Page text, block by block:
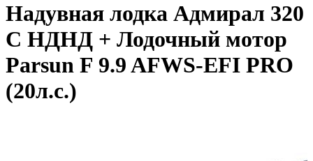
Надувная лодка Адмирал 320
С НДНД + Лодочный мотор
Parsun F 9.9 AFWS-EFI PRO
(20л.с.)